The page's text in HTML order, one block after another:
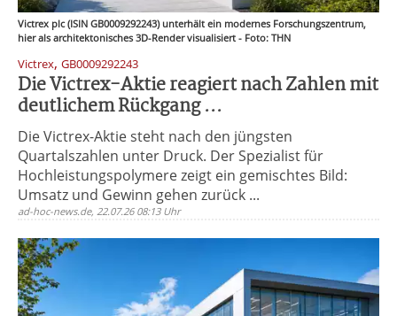
Victrex plc (ISIN GB0009292243) unterhält ein modernes Forschungszentrum,
hier als architektonisches 3D-Render visualisiert - Foto: THN
Victrex, GB0009292243
Die Victrex-Aktie reagiert nach Zahlen mit
deutlichem Rückgang ...
Die Victrex-Aktie steht nach den jüngsten
Quartalszahlen unter Druck. Der Spezialist für
Hochleistungspolymere zeigt ein gemischtes Bild:
Umsatz und Gewinn gehen zurück ...
ad-hoc-news.de, 22.07.26 08:13 Uhr